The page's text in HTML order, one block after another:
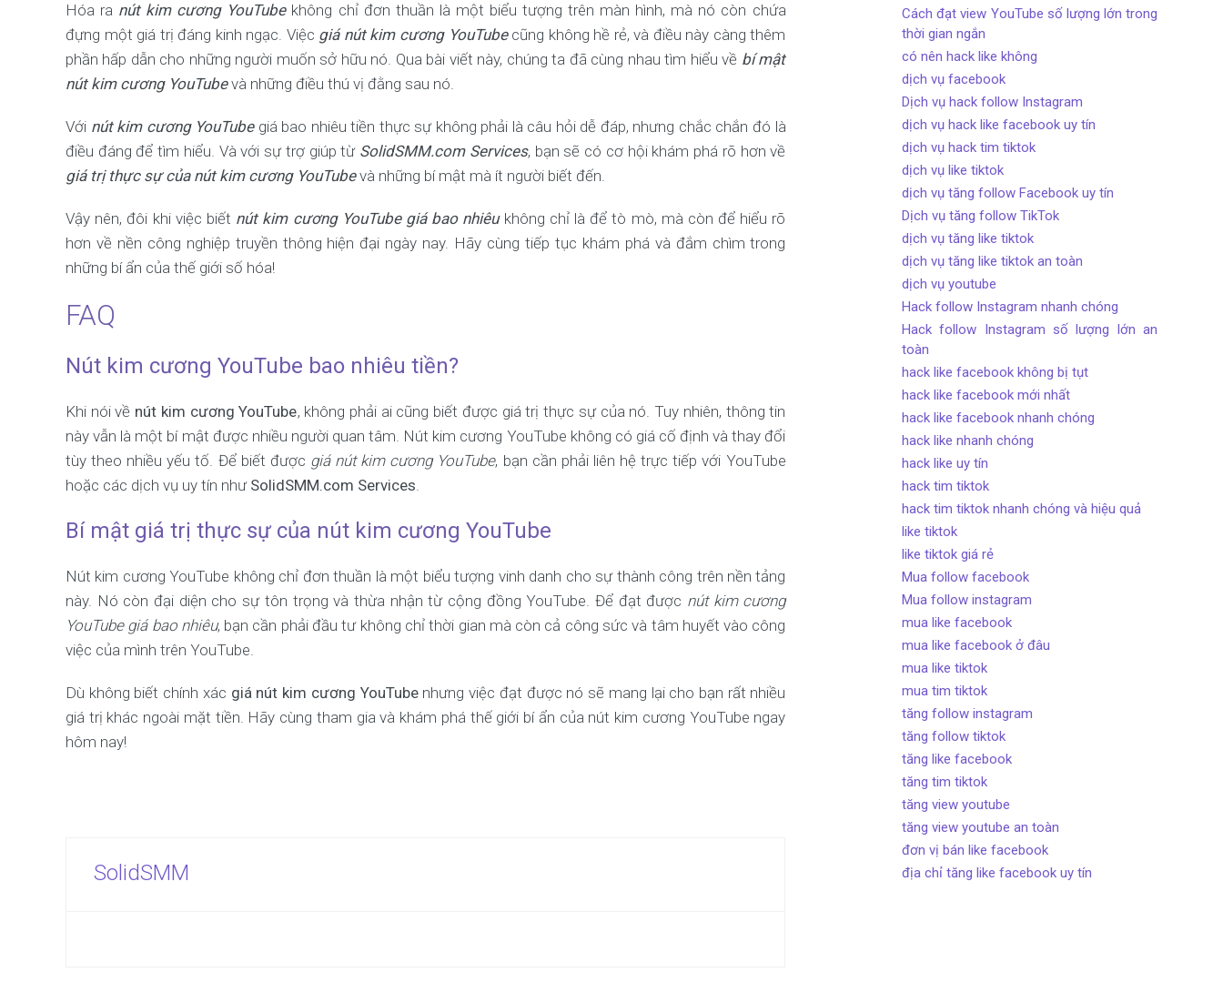
Hóa ra nút kim cương YouTubekhông chỉ đơn thuần là một biểu tượng trên màn hình, mà nó còn chứa
đựng một giá trị đáng kinh ngạc. Việc giá nút kim cương YouTubecũng không hề rẻ, và điều này càng thêm
phần hấp dẫn cho những người muốn sở hữu nó. Qua bài viết này, chúng ta đã cùng nhau tìm hiểu về bí mật
nút kim cương YouTubevà những điều thú vị đằng sau nó.
Với nút kim cương YouTubegiá bao nhiêu tiền thực sự không phải là câu hỏi dễ đáp, nhưng chắc chắn đó là
điều đáng để tìm hiểu. Và với sự trợ giúp từ SolidSMM.com Services, bạn sẽ có cơ hội khám phá rõ hơn về
giá trị thực sự của nút kim cương YouTubevà những bí mật mà ít người biết đến.
Vậy nên, đôi khi việc biết nút kim cương YouTube giá bao nhiêukhông chỉ là để tò mò, mà còn để hiểu rõ
hơn về nền công nghiệp truyền thông hiện đại ngày nay. Hãy cùng tiếp tục khám phá và đắm chìm trong
những bí ẩn của thế giới số hóa!
FAQ
Nút kim cương YouTube bao nhiêu tiền?
Khi nói về nút kim cương YouTube, không phải ai cũng biết được giá trị thực sự của nó. Tuy nhiên, thông tin
này vẫn là một bí mật được nhiều người quan tâm. Nút kim cương YouTube không có giá cố định và thay đổi
tùy theo nhiều yếu tố. Để biết được giá nút kim cương YouTube, bạn cần phải liên hệ trực tiếp với YouTube
hoặc các dịch vụ uy tín như SolidSMM.com Services.
Bí mật giá trị thực sự của nút kim cương YouTube
Nút kim cương YouTube không chỉ đơn thuần là một biểu tượng vinh danh cho sự thành công trên nền tảng
này. Nó còn đại diện cho sự tôn trọng và thừa nhận từ cộng đồng YouTube. Để đạt được nút kim cương
YouTube giá bao nhiêu, bạn cần phải đầu tư không chỉ thời gian mà còn cả công sức và tâm huyết vào công
việc của mình trên YouTube.
Dù không biết chính xác giá nút kim cương YouTubenhưng việc đạt được nó sẽ mang lại cho bạn rất nhiều
giá trị khác ngoài mặt tiền. Hãy cùng tham gia và khám phá thế giới bí ẩn của nút kim cương YouTube ngay
hôm nay!
SolidSMM
Cách đạt view YouTube số lượng lớn trong
thời gian ngắn
có nên hack like không
dịch vụ facebook
Dịch vụ hack follow Instagram
dịch vụ hack like facebook uy tín
dịch vụ hack tim tiktok
dịch vụ like tiktok
dịch vụ tăng follow Facebook uy tín
Dịch vụ tăng follow TikTok
dịch vụ tăng like tiktok
dịch vụ tăng like tiktok an toàn
dịch vụ youtube
Hack follow Instagram nhanh chóng
Hack follow Instagram số lượng lớn an
toàn
hack like facebook không bị tụt
hack like facebook mới nhất
hack like facebook nhanh chóng
hack like nhanh chóng
hack like uy tín
hack tim tiktok
hack tim tiktok nhanh chóng và hiệu quả
like tiktok
like tiktok giá rẻ
Mua follow facebook
Mua follow instagram
mua like facebook
mua like facebook ở đâu
mua like tiktok
mua tim tiktok
tăng follow instagram
tăng follow tiktok
tăng like facebook
tăng tim tiktok
tăng view youtube
tăng view youtube an toàn
đơn vị bán like facebook
địa chỉ tăng like facebook uy tín